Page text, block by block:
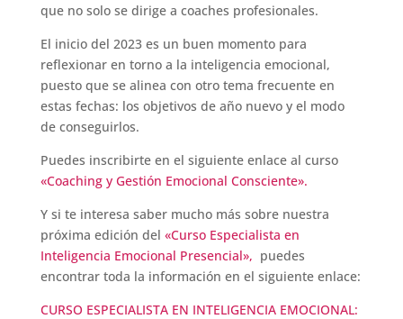
que no solo se dirige a coaches profesionales.
El inicio del 2023 es un buen momento para
reflexionar en torno a la inteligencia emocional,
puesto que se alinea con otro tema frecuente en
estas fechas: los objetivos de año nuevo y el modo
de conseguirlos.
Puedes inscribirte en el siguiente enlace al curso
«Coaching y Gestión Emocional Consciente».
Y si te interesa saber mucho más sobre nuestra
próxima edición del «Curso Especialista en
Inteligencia Emocional Presencial», puedes
encontrar toda la información en el siguiente enlace:
CURSO ESPECIALISTA EN INTELIGENCIA EMOCIONAL: